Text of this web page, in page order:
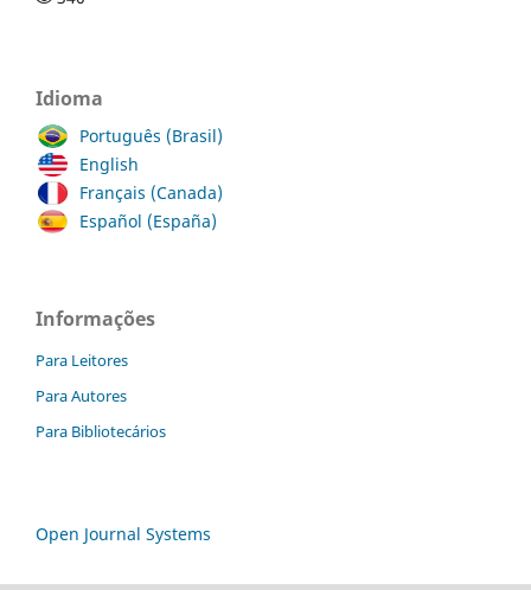
Idioma
Português (Brasil)
English
Français (Canada)
Español (España)
Informações
Para Leitores
Para Autores
Para Bibliotecários
Open Journal Systems